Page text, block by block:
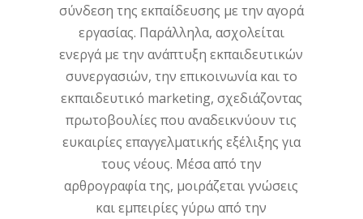
σύνδεση της εκπαίδευσης με την αγορά
εργασίας. Παράλληλα, ασχολείται
ενεργά με την ανάπτυξη εκπαιδευτικών
συνεργασιών, την επικοινωνία και το
εκπαιδευτικό marketing, σχεδιάζοντας
πρωτοβουλίες που αναδεικνύουν τις
ευκαιρίες επαγγελματικής εξέλιξης για
τους νέους. Μέσα από την
αρθρογραφία της, μοιράζεται γνώσεις
και εμπειρίες γύρω από την